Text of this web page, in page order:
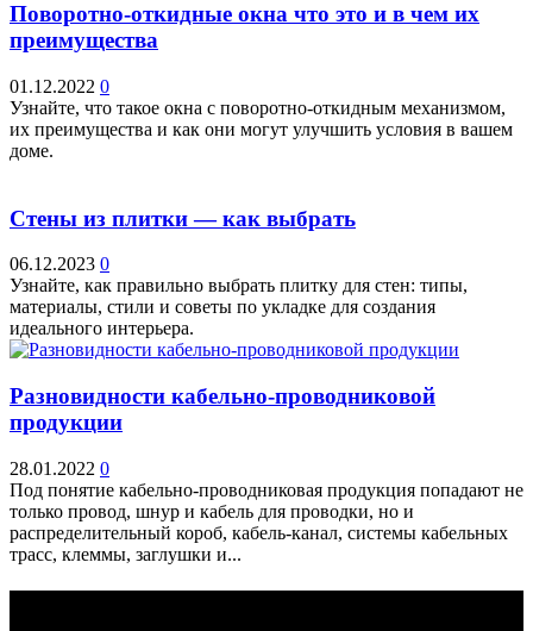
Поворотно-откидные окна что это и в чем их
преимущества
01.12.2022 0
Узнайте, что такое окна с поворотно-откидным механизмом,
их преимущества и как они могут улучшить условия в вашем
доме.
Стены из плитки — как выбрать
06.12.2023 0
Узнайте, как правильно выбрать плитку для стен: типы,
материалы, стили и советы по укладке для создания
идеального интерьера.
Разновидности кабельно-проводниковой
продукции
28.01.2022 0
Под понятие кабельно-проводниковая продукция попадают не
только провод, шнур и кабель для проводки, но и
распределительный короб, кабель-канал, системы кабельных
трасс, клеммы, заглушки и...